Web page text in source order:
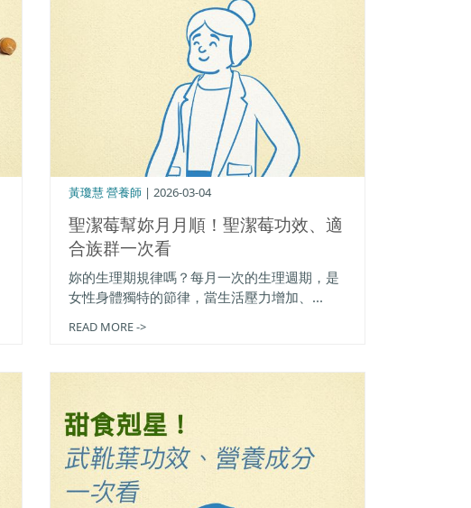
聖潔莓幫妳月月順！聖潔莓功效、適
合族群一次看
黃瓊慧 營養師 | 2026-03-04
妳的生理期規律嗎？每月一次的生理週期，是
女性身體獨特的節律，當生活壓力增加、...
READ MORE ->